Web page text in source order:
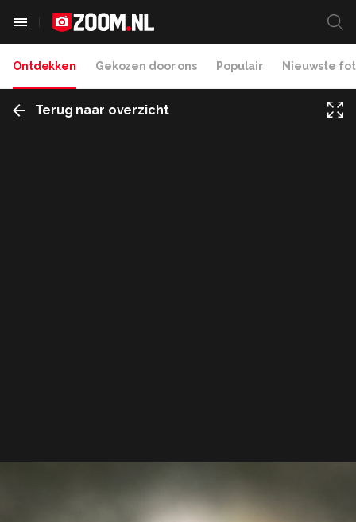
Ontdekken Gekozen door ons Populair Nieuwste
Terug naar overzicht